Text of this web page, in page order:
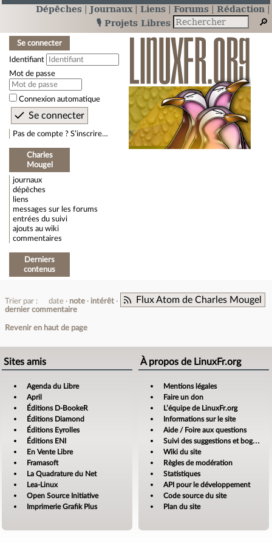
Dépêches Journaux Liens Forums
Rédaction
🎙️ Projets Libres
Se connecter
Identifiant
Mot de passe
Connexion automatique
Pas de compte ? S’inscrire…
Charles
Mougel
journaux
dépêches
liens
messages sur les forums
entrées du suivi
ajouts au wiki
commentaires
Derniers
contenus
Flux Atom de Charles Mougel
Trier par : date note
intérêt
dernier commentaire
Revenir en haut de page
Sites amis
Agenda du Libre
April
Éditions D-BookeR
Éditions Diamond
Éditions Eyrolles
Éditions ENI
En Vente Libre
Framasoft
La Quadrature du Net
Lea-Linux
Open Source Initiative
Imprimerie Grafik Plus
À propos de LinuxFr.org
Mentions légales
Faire un don
L’équipe de LinuxFr.org
Informations sur le site
Aide / Foire aux questions
Suivi des suggestions et bogues
Wiki du site
Règles de modération
Statistiques
API pour le développement
Code source du site
Plan du site